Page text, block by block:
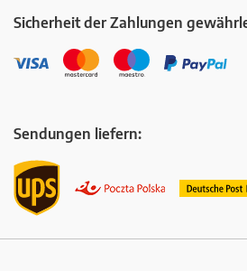
Sicherheit der Zahlungen
Sendungen liefern: